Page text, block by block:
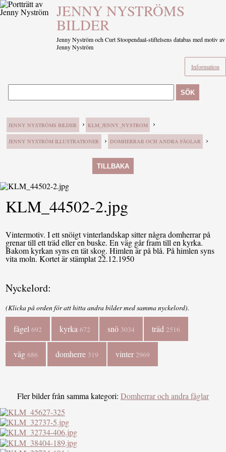
JENNY NYSTRÖMS
BILDER
Jenny Nyström och Curt Stoopendaal-stiftelsens databas med motiv av
Jenny Nyström
Information
SÖK
JENNY NYSTRÖMS BILDER › KLM_JENNY_NYSTROM ›
JENNY NYSTRÖM ILLUSTRATIONER › DOMHERRAR OCH ANDRA FÅGLAR ›
TILLBAKA
KLM_44502-2.jpg
Vintermotiv. I ett snöigt vinterlandskap sitter några domherrar på
grenar till ett träd eller en buske. En väg går fram till en kyrka.
Bakom kyrkan syns en tät skog. Himlen är på blå. På himlen syns
vita moln. Kortet är stämplat 22.12.1950
Nyckelord:
(Klicka på orden för att hitta andra bilder med samma nyckelord).
fågel692 kyrka 672 snö 3034 träd 2516
väg686 domherre 319 vinter 2969
Fler bilder från samma kategori: Domherrar och andra fåglar